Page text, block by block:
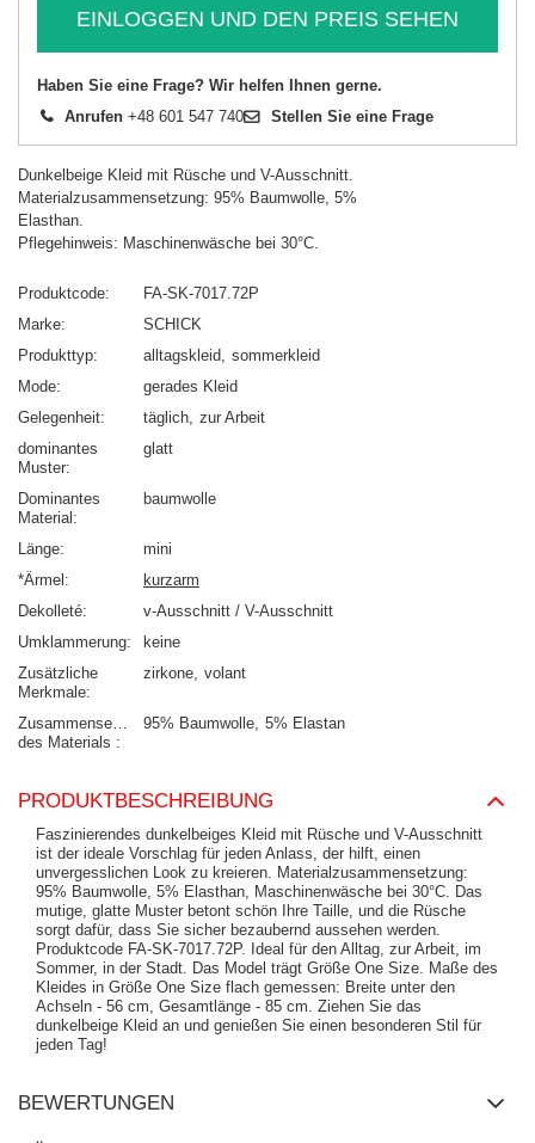
EINLOGGEN UND DEN PREIS SEHEN
Haben Sie eine Frage? Wir helfen Ihnen gerne.
Anrufen +48 601 547 740 Stellen Sie eine Frage
Dunkelbeige Kleid mit Rüsche und V-Ausschnitt.
Materialzusammensetzung: 95% Baumwolle, 5%
Elasthan.
Pflegehinweis: Maschinenwäsche bei 30°C.
Produktcode
FA-SK-7017.72P
Marke
SCHICK
Produkttyp
alltagskleid
sommerkleid
Mode
gerades Kleid
Gelegenheit
täglich zur Arbeit
dominantes
Muster
glatt
Dominantes
Material
baumwolle
Länge
mini
*Ärmel
kurzarm
Dekolleté
v-Ausschnitt / V-Ausschnitt
Umklammerung
keine
Zusätzliche
Merkmale
zirkone volant
Zusammensetzung
des Materials
95% Baumwolle 5% Elastan
PRODUKTBESCHREIBUNG
Faszinierendes dunkelbeiges Kleid mit Rüsche und V-Ausschnitt
ist der ideale Vorschlag für jeden Anlass, der hilft, einen
unvergesslichen Look zu kreieren. Materialzusammensetzung:
95% Baumwolle, 5% Elasthan, Maschinenwäsche bei 30°C. Das
mutige, glatte Muster betont schön Ihre Taille, und die Rüsche
sorgt dafür, dass Sie sicher bezaubernd aussehen werden.
Produktcode FA-SK-7017.72P. Ideal für den Alltag, zur Arbeit, im
Sommer, in der Stadt. Das Model trägt Größe One Size. Maße des
Kleides in Größe One Size flach gemessen: Breite unter den
Achseln - 56 cm, Gesamtlänge - 85 cm. Ziehen Sie das
dunkelbeige Kleid an und genießen Sie einen besonderen Stil für
jeden Tag!
BEWERTUNGEN